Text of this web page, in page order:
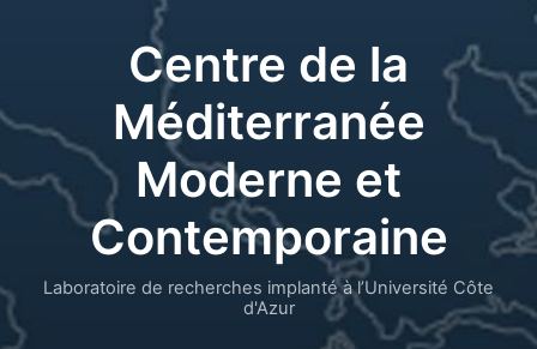
Centre de la
Méditerranée
Moderne et
Contemporaine
Laboratoire de recherches implanté à l’Université Côte
d'Azur